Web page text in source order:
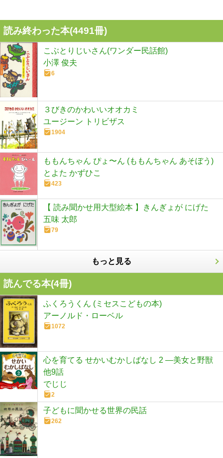
読み終わった本(4491冊)
こぶとりじいさん(ワンダー民話館)
小澤 俊夫
6
３びきのかわいいオオカミ
ユージーン トリビザス
1904
ももんちゃん ぴょ〜ん (ももんちゃん あそぼう)
とよた かずひこ
423
【 読み聞かせ用大型絵本 】きんぎょが にげた
五味 太郎
79
もっと見る
読んでる本(4冊)
ふくろうくん (ミセスこどもの本)
アーノルド・ローベル
1072
心を育てる せかいむかしばなし 2 ―美女と野獣
他9話
でじじ
2
子どもに聞かせる世界の民話
262